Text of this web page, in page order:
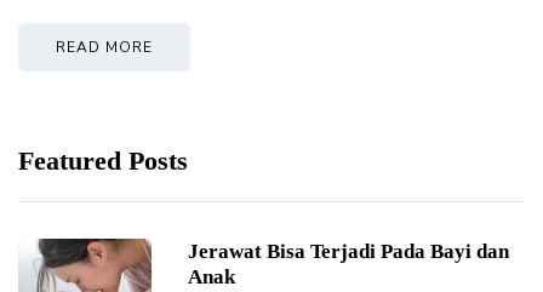
READ MORE
Featured Posts
Jerawat Bisa Terjadi Pada Bayi dan
Anak